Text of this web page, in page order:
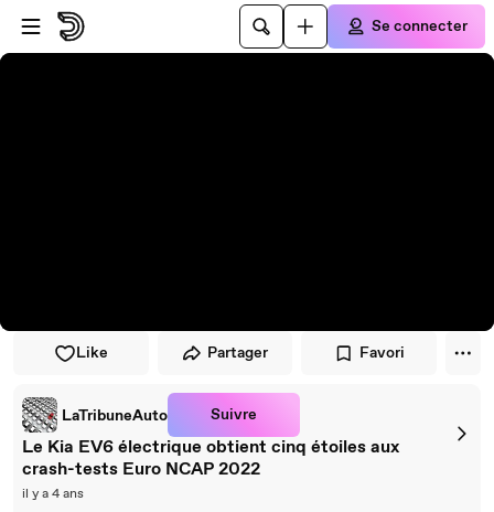
Passer au player
Passer au contenu principal
Se connecter
Like Partager Favori
LaTribuneAuto Suivre
Le Kia EV6 électrique obtient cinq étoiles aux
crash-tests Euro NCAP 2022
il y a 4 ans